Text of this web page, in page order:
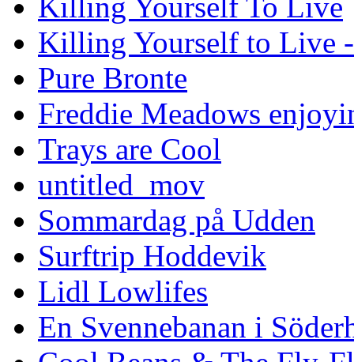
Killing Yourself to Live -
Pure Bronte
Freddie Meadows
Trays are Cool
untitled_mov
Sommardag på Udden
Surftrip Hoddevik
Lidl Lowlifes
En Svennebanan i